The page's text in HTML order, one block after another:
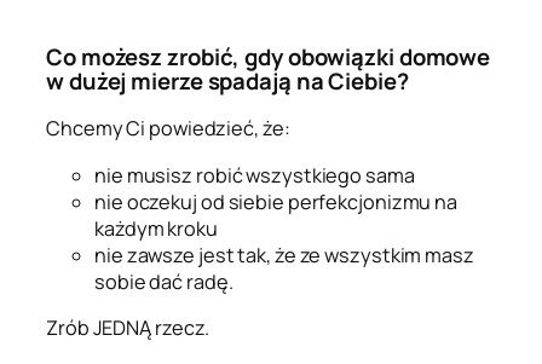
Co możesz zrobić, gdy obowiązki domowe
w dużej mierze spadają na Ciebie?
Chcemy Ci powiedzieć, że:
nie musisz robić wszystkiego sama
nie oczekuj od siebie perfekcjonizmu na
każdym kroku
nie zawsze jest tak, że ze wszystkim masz
sobie dać radę.
Zrób JEDNĄ rzecz.